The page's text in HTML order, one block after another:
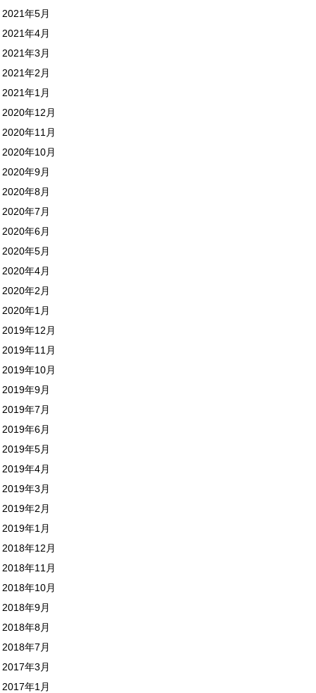
2021年5月
2021年4月
2021年3月
2021年2月
2021年1月
2020年12月
2020年11月
2020年10月
2020年9月
2020年8月
2020年7月
2020年6月
2020年5月
2020年4月
2020年2月
2020年1月
2019年12月
2019年11月
2019年10月
2019年9月
2019年7月
2019年6月
2019年5月
2019年4月
2019年3月
2019年2月
2019年1月
2018年12月
2018年11月
2018年10月
2018年9月
2018年8月
2018年7月
2017年3月
2017年1月